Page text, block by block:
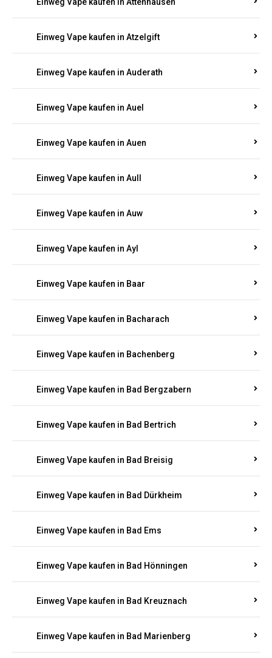
Einweg Vape kaufen in Atzelgift
Einweg Vape kaufen in Auderath
Einweg Vape kaufen in Auel
Einweg Vape kaufen in Auen
Einweg Vape kaufen in Aull
Einweg Vape kaufen in Auw
Einweg Vape kaufen in Ayl
Einweg Vape kaufen in Baar
Einweg Vape kaufen in Bacharach
Einweg Vape kaufen in Bachenberg
Einweg Vape kaufen in Bad Bergzabern
Einweg Vape kaufen in Bad Bertrich
Einweg Vape kaufen in Bad Breisig
Einweg Vape kaufen in Bad Dürkheim
Einweg Vape kaufen in Bad Ems
Einweg Vape kaufen in Bad Hönningen
Einweg Vape kaufen in Bad Kreuznach
Einweg Vape kaufen in Bad Marienberg